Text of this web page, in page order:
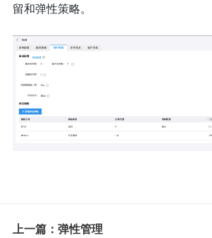
留和弹性策略。
上一篇：弹性管理